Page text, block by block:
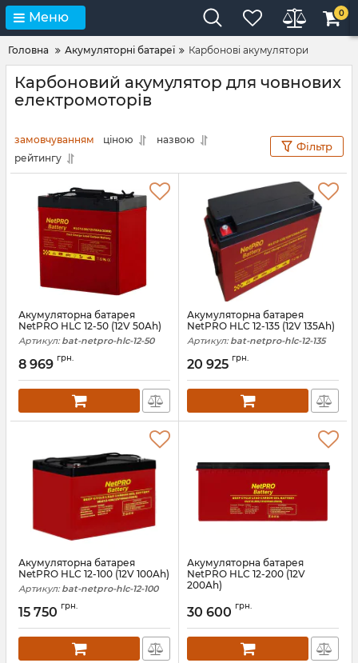
Меню 0
Головна Акумуляторні батареї Карбонові акумулятори
Карбоновий акумулятор для човнових
електромоторів
замовчуванням ціною
назвою
рейтингу
Фільтр
Акумуляторна батарея
NetPRO HLC 12-50 (12V 50Ah)
Артикул: bat-netpro-hlc-12-50
8 969 грн.
Акумуляторна батарея
NetPRO HLC 12-135 (12V 135Ah)
Артикул: bat-netpro-hlc-12-135
20 925 грн.
Акумуляторна батарея
NetPRO HLC 12-100 (12V 100Ah)
Артикул: bat-netpro-hlc-12-100
15 750 грн.
Акумуляторна батарея
NetPRO HLC 12-200 (12V
200Ah)
30 600 грн.